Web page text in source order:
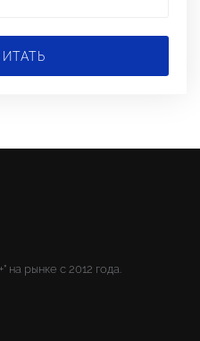
на рынке с 2012 года.